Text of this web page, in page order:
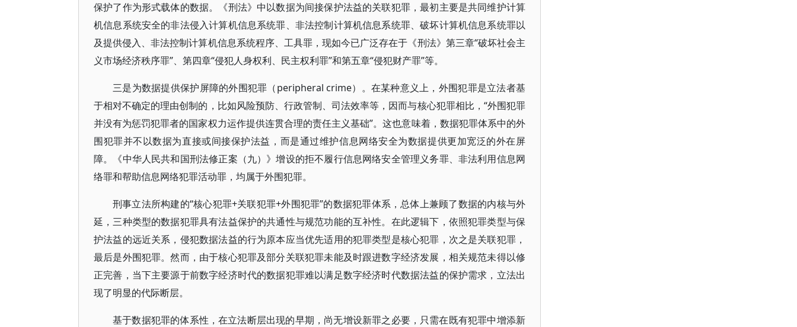
保护了作为形式载体的数据。《刑法》中以数据为间接保护法益的关联犯罪，最初主要是共同维护计算
机信息系统安全的非法侵入计算机信息系统罪、非法控制计算机信息系统罪、破坏计算机信息系统罪以
及提供侵入、非法控制计算机信息系统程序、工具罪，现如今已广泛存在于《刑法》第三章“破坏社会主
义市场经济秩序罪”、第四章“侵犯人身权利、民主权利罪”和第五章“侵犯财产罪”等。
三是为数据提供保护屏障的外围犯罪（peripheral crime）。在某种意义上，外围犯罪是立法者基
于相对不确定的理由创制的，比如风险预防、行政管制、司法效率等，因而与核心犯罪相比，“外围犯罪
并没有为惩罚犯罪者的国家权力运作提供连贯合理的责任主义基础”。这也意味着，数据犯罪体系中的外
围犯罪并不以数据为直接或间接保护法益，而是通过维护信息网络安全为数据提供更加宽泛的外在屏
障。《中华人民共和国刑法修正案（九）》增设的拒不履行信息网络安全管理义务罪、非法利用信息网
络罪和帮助信息网络犯罪活动罪，均属于外围犯罪。
刑事立法所构建的“核心犯罪+关联犯罪+外围犯罪”的数据犯罪体系，总体上兼顾了数据的内核与外
延，三种类型的数据犯罪具有法益保护的共通性与规范功能的互补性。在此逻辑下，依照犯罪类型与保
护法益的远近关系，侵犯数据法益的行为原本应当优先适用的犯罪类型是核心犯罪，次之是关联犯罪，
最后是外围犯罪。然而，由于核心犯罪及部分关联犯罪未能及时跟进数字经济发展，相关规范未得以修
正完善，当下主要源于前数字经济时代的数据犯罪难以满足数字经济时代数据法益的保护需求，立法出
现了明显的代际断层。
基于数据犯罪的体系性，在立法断层出现的早期，尚无增设新罪之必要，只需在既有犯罪中增添新